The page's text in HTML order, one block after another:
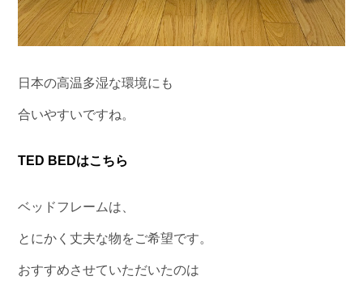
日本の高温多湿な環境にも
合いやすいですね。
TED BEDはこちら
ベッドフレームは、
とにかく丈夫な物をご希望です。
おすすめさせていただいたのは